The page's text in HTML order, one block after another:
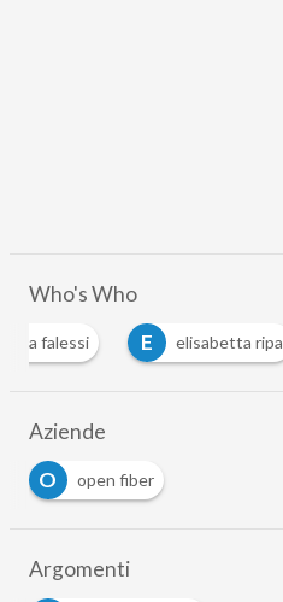
Who's Who
falessi E elisabetta ripa
Aziende
O
open fiber
Argomenti